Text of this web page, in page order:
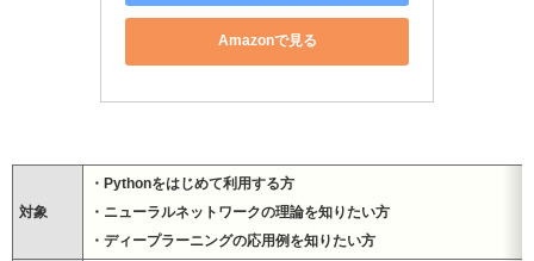
Amazonで見る
対象
・Pythonをはじめて利用する方
・ニューラルネットワークの理論を知りたい方
・ディープラーニングの応用例を知りたい方